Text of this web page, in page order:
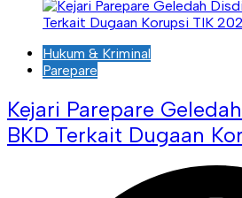
Hukum & Kriminal
Parepare
Kejari Parepare
BKD Terkait Dugaan